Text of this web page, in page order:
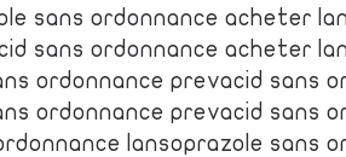
sans ordonnance acheter
sans ordonnance acheter
ordonnance prevacid sans
ordonnance prevacid sans
lansoprazole sans